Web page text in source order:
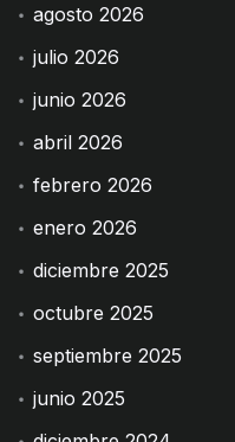
agosto 2026
julio 2026
junio 2026
abril 2026
febrero 2026
enero 2026
diciembre 2025
octubre 2025
septiembre 2025
junio 2025